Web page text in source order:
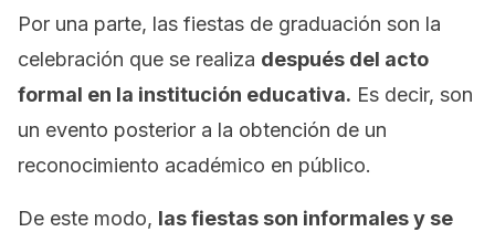
Por una parte, las fiestas de graduación son la
celebración que se realiza después del acto
formal en la institución educativa. Es decir, son
un evento posterior a la obtención de un
reconocimiento académico en público.
De este modo, las fiestas son informales y se